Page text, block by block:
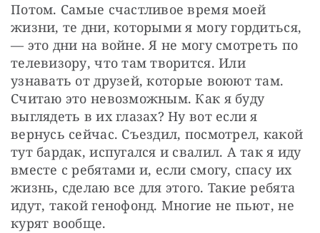
Потом. Самые счастливое время моей
жизни, те дни, которыми я могу гордиться,
— это дни на войне. Я не могу смотреть по
телевизору, что там творится. Или
узнавать от друзей, которые воюют там.
Считаю это невозможным. Как я буду
выглядеть в их глазах? Ну вот если я
вернусь сейчас. Съездил, посмотрел, какой
тут бардак, испугался и свалил. А так я иду
вместе с ребятами и, если смогу, спасу их
жизнь, сделаю все для этого. Такие ребята
идут, такой генофонд. Многие не пьют, не
курят вообще.